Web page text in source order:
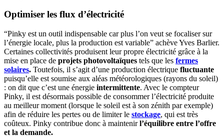
Optimiser les flux d’électricité
“Pinky est un outil indispensable car plus l’on veut se focaliser sur
l’énergie locale, plus la production est variable” achève Yves Barlier.
Certaines collectivités produisent leur propre électricité grâce à la
mise en place de projets photovoltaïques tels que les fermes
solaires. Toutefois, il s’agit d’une production électrique fluctuante
puisqu’elle est soumise aux aléas météorologiques (rayons du soleil)
: on dit que c’est une énergie intermittente. Avec le compteur
Pinky, il est désormais possible de consommer l’électricité produite
au meilleur moment (lorsque le soleil est à son zénith par exemple)
afin de réduire les pertes ou de limiter le stockage, qui est très
coûteux. Pinky contribue donc à maintenirl’équilibre entre l’offre
et la demande.